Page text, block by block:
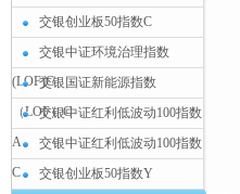
交银创业板50指数C
交银中证环境治理指数
(LOF)C交银国证新能源指数
（LOF）C
交银中证红利低波动100指数
A
交银中证红利低波动100指数
C
交银创业板50指数Y